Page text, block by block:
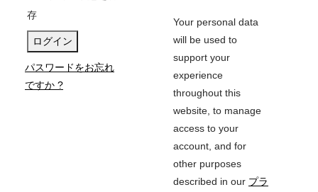
存
ログイン
パスワードをお忘れ
ですか ?
Your personal data
will be used to
support your
experience
throughout this
website, to manage
access to your
account, and for
other purposes
described in our プラ